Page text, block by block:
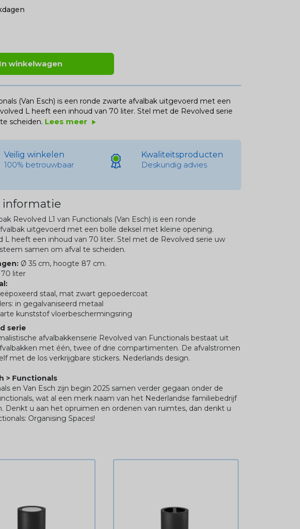
In winkelwagen
(Van Esch) is een ronde zwarte afvalbak uitgevoerd met een
L heeft een inhoud van 70 liter. Stel met de Revolved serie
scheiden. Lees meer play_arrow
Veilig winkelen
100% betrouwbaar
Kwaliteitsproducten
Deskundig advies
informatie
Revolved L1 van Functionals (Van Esch) is een ronde
uitgevoerd met een bolle deksel met kleine opening.
L heeft een inhoud van 70 liter. Stel met de Revolved serie uw
samen om afval te scheiden.
Ø 35 cm, hoogte 87 cm.
70 liter
staal, mat zwart gepoedercoat
in gegalvaniseerd metaal
kunststof vloerbeschermingsring
serie
afvalbakkenserie Revolved van Functionals bestaat uit
met één, twee of drie compartimenten. De afvalstromen
met de los verkrijgbare stickers. Nederlands design.
> Functionals
en Van Esch zijn begin 2025 samen verder gegaan onder de
wat al een merk naam van het Nederlandse familiebedrijf
Denkt u aan het opruimen en ordenen van ruimtes, dan denkt u
Organising Spaces!